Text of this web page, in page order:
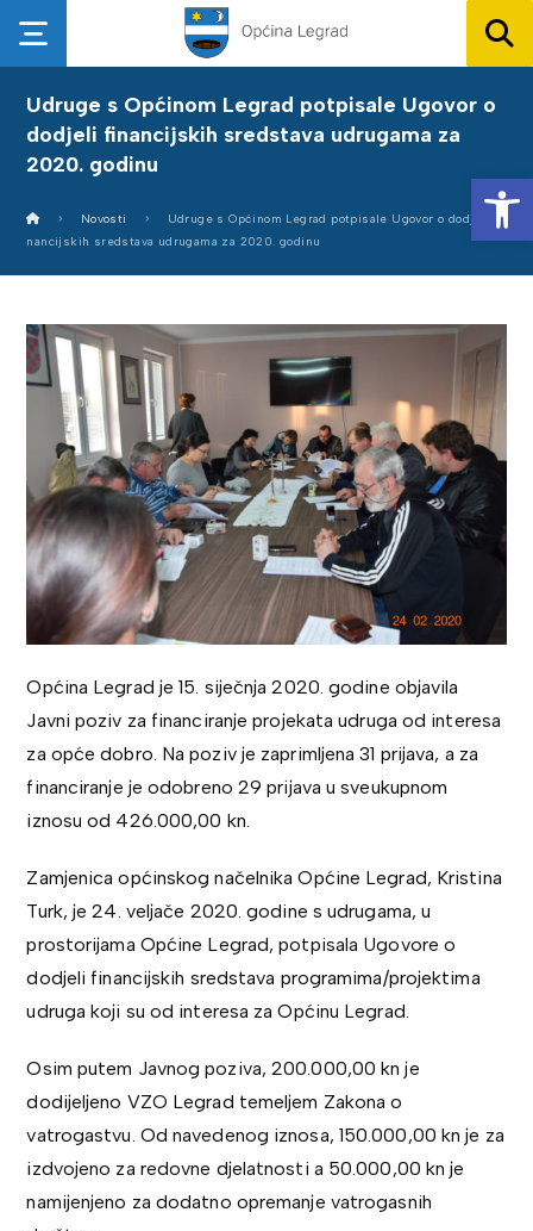
Udruge s Općinom Legrad potpisale Ugovor o
dodjeli financijskih sredstava udrugama za
2020. godinu
Novosti
Udruge s Općinom Legrad potpisale Ugovor o dodjeli fi
nancijskih sredstava udrugama za 2020. godinu
Općina Legrad je 15. siječnja 2020. godine objavila
Javni poziv za financiranje projekata udruga od interesa
za opće dobro. Na poziv je zaprimljena 31 prijava, a za
financiranje je odobreno 29 prijava u sveukupnom
iznosu od 426.000,00 kn.
Zamjenica općinskog načelnika Općine Legrad, Kristina
Turk, je 24. veljače 2020. godine s udrugama, u
prostorijama Općine Legrad, potpisala Ugovore o
dodjeli financijskih sredstava programima/projektima
udruga koji su od interesa za Općinu Legrad.
Osim putem Javnog poziva, 200.000,00 kn je
dodijeljeno VZO Legrad temeljem Zakona o
vatrogastvu. Od navedenog iznosa, 150.000,00 kn je za
izdvojeno za redovne djelatnosti a 50.000,00 kn je
namijenjeno za dodatno opremanje vatrogasnih